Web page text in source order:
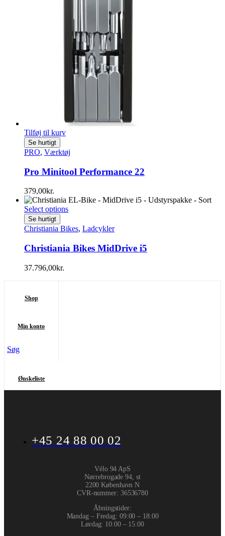
Tilføj til kurv
Se hurtigt
PRO, Værktøj
Pro Minitool Performance 22
379,00kr.
Select options
Se hurtigt
Christiania Bikes, Ladcykler
Christiania Bikes MidDrive i5
37.796,00kr.
Shop
Min konto
Søg
Ønskeliste
+45 24 88 00 02
Vélo 94 ApS
Nørrebrogade 94, st
2200 København N
CVR-nummer: 36536780
Åbningstider:
Mandag – Fredag: 09:00 – 18:00
Lørdag: 10:00 – 15:00